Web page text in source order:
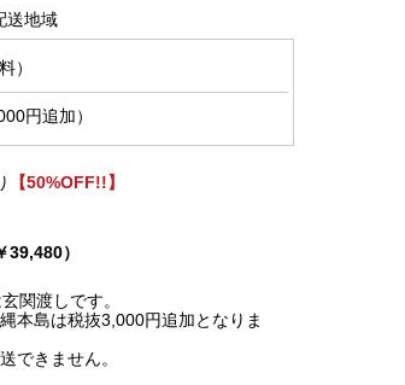
送地域
）
円追加）
【50%OFF!!】
39,480）
関渡しです。
本島は税抜3,000円追加となりま
できません。